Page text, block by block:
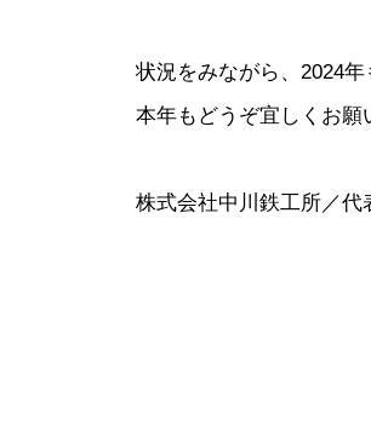
状況をみながら、2024年
本年もどうぞ宜しくお願
株式会社中川鉄工所／